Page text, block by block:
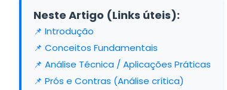
Neste Artigo (Links úteis):
📌 Introdução
📌 Conceitos Fundamentais
📌 Análise Técnica / Aplicações Práticas
📌 Prós e Contras (Análise crítica)